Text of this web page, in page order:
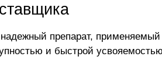
препарат, применяемый
и быстрой